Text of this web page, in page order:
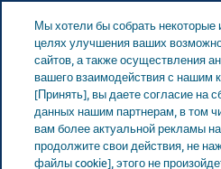
ЭСТОНИЯ
Estonia Продукты
(Ambroxolum) tаблетки
Мы хотели бы собрать некоторые
целях улучшения ваших
сайтов, а также осуществления
вашего взаимодействия с нашим
[Принять], вы даете согласие на
данных нашим партнерам, в том
вам более актуальной рекламы
продолжите свои действия, не
файлы cookie], этого не